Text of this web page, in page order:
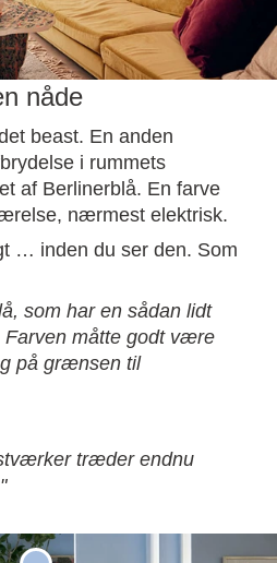
nåde
beast. En anden
i rummets
af Berlinerblå. En farve
nærmest elektrisk.
… inden du ser den. Som
som har en sådan lidt
måtte godt være
på grænsen til
træder endnu